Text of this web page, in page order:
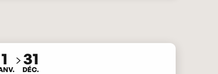
1 31
DÉC.